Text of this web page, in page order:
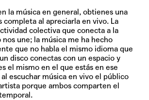
la música en general, obtienes una
completa al apreciarla en vivo. La
colectiva que conecta a la
une; la música me ha hecho
que no habla el mismo idioma que
disco conectas con un espacio y
el mismo en el que estás en ese
escuchar música en vivo el público
porque ambos comparten el